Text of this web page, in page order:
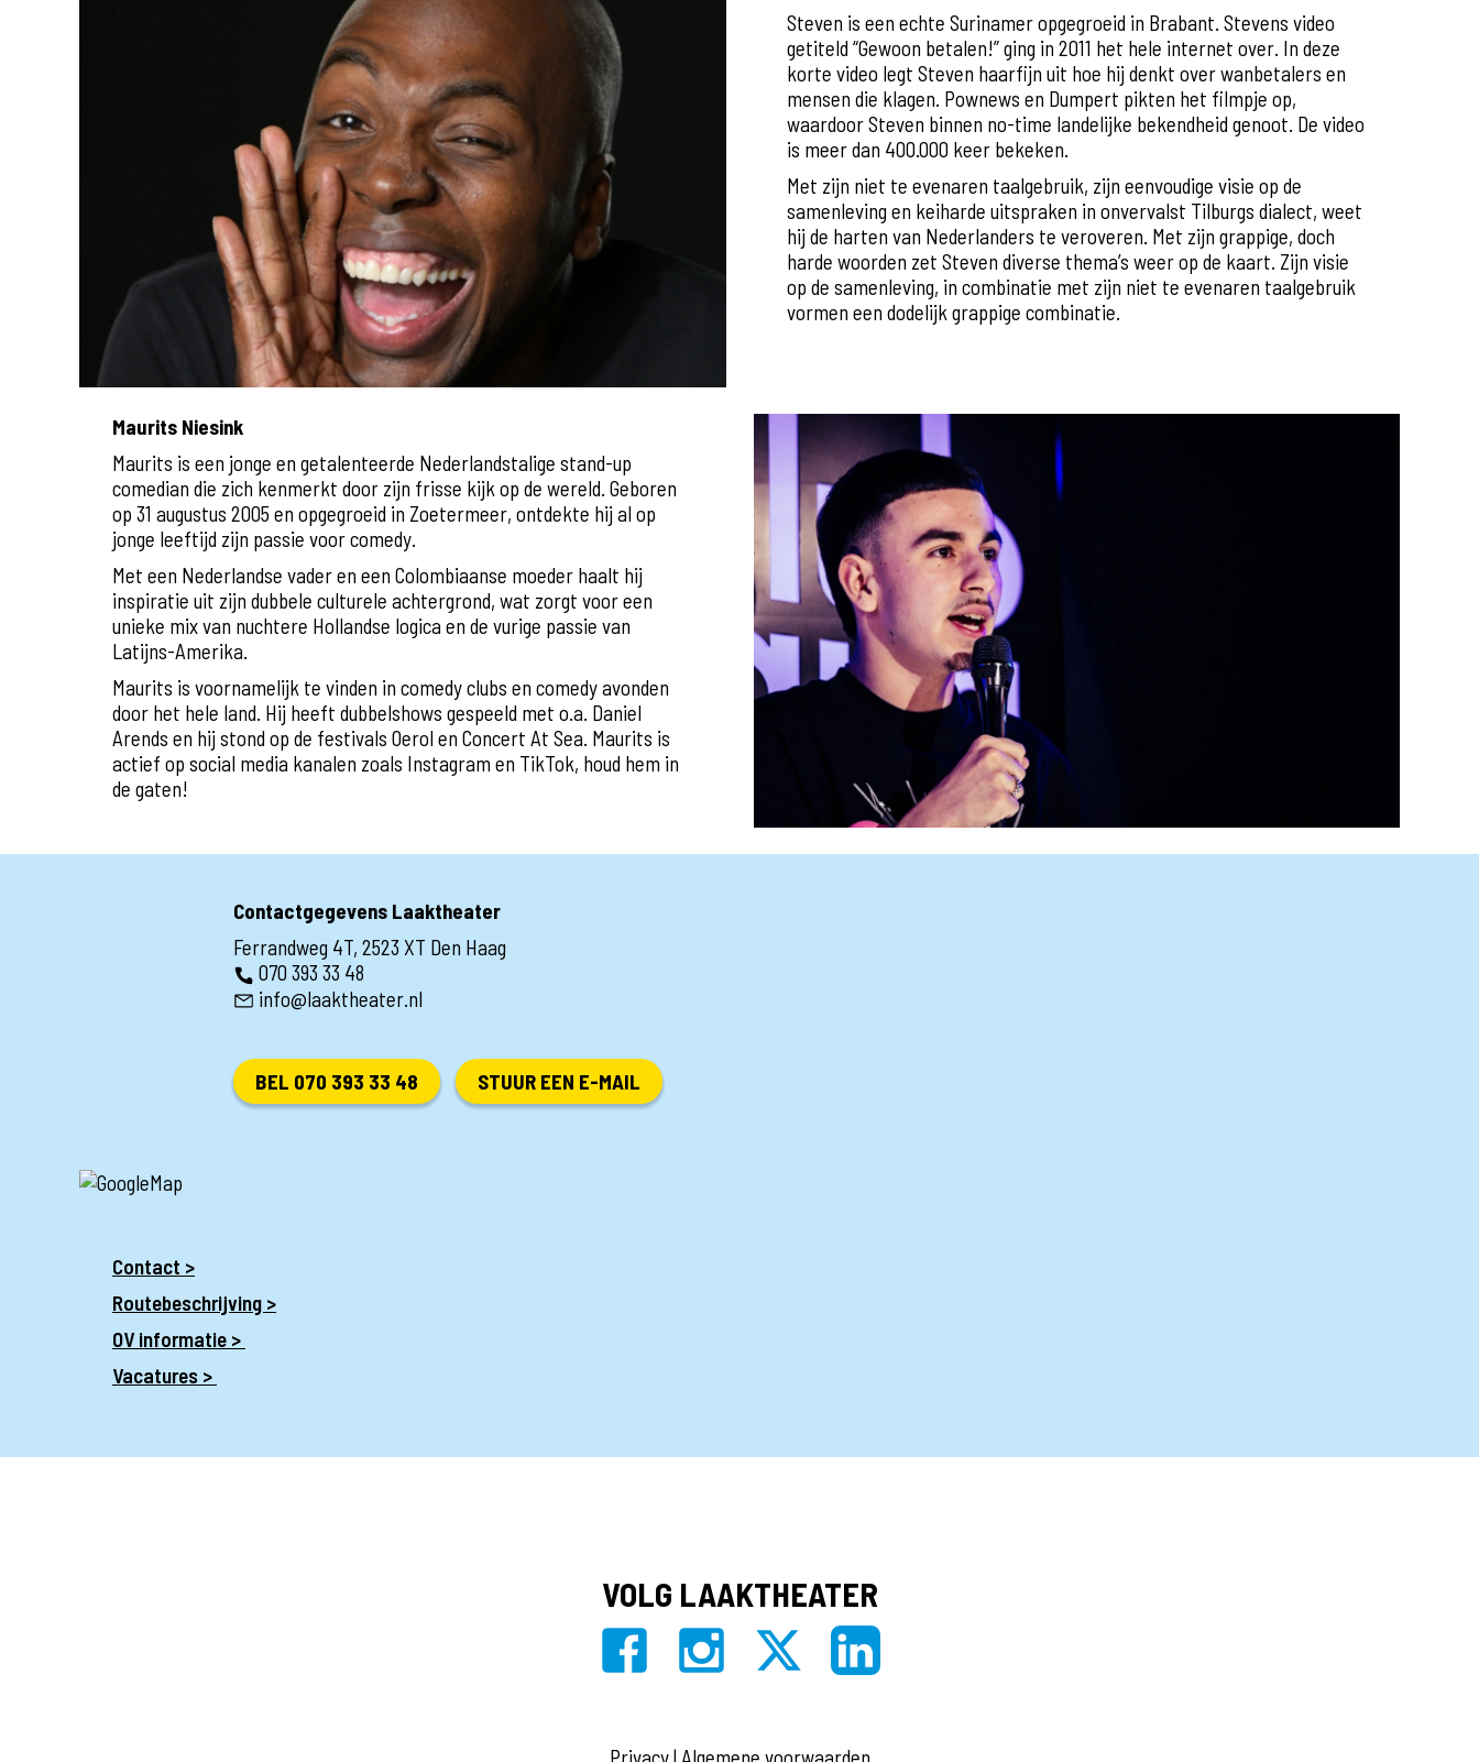
Steven is een echte Surinamer opgegroeid in Brabant. Stevens video
getiteld “Gewoon betalen!” ging in 2011 het hele internet over. In deze
korte video legt Steven haarfijn uit hoe hij denkt over wanbetalers en
mensen die klagen. Pownews en Dumpert pikten het filmpje op,
waardoor Steven binnen no-time landelijke bekendheid genoot. De video
is meer dan 400.000 keer bekeken.
Met zijn niet te evenaren taalgebruik, zijn eenvoudige visie op de
samenleving en keiharde uitspraken in onvervalst Tilburgs dialect, weet
hij de harten van Nederlanders te veroveren. Met zijn grappige, doch
harde woorden zet Steven diverse thema’s weer op de kaart. Zijn visie
op de samenleving, in combinatie met zijn niet te evenaren taalgebruik
vormen een dodelijk grappige combinatie.
Maurits Niesink
Maurits is een jonge en getalenteerde Nederlandstalige stand-up
comedian die zich kenmerkt door zijn frisse kijk op de wereld. Geboren
op 31 augustus 2005 en opgegroeid in Zoetermeer, ontdekte hij al op
jonge leeftijd zijn passie voor comedy.
Met een Nederlandse vader en een Colombiaanse moeder haalt hij
inspiratie uit zijn dubbele culturele achtergrond, wat zorgt voor een
unieke mix van nuchtere Hollandse logica en de vurige passie van
Latijns-Amerika.
Maurits is voornamelijk te vinden in comedy clubs en comedy avonden
door het hele land. Hij heeft dubbelshows gespeeld met o.a. Daniel
Arends en hij stond op de festivals Oerol en Concert At Sea. Maurits is
actief op social media kanalen zoals Instagram en TikTok, houd hem in
de gaten!
Contactgegevens Laaktheater
Ferrandweg 4T, 2523 XT Den Haag
070 393 33 48
info@laaktheater.nl
BEL 070 393 33 48 STUUR EEN E-MAIL
Contact >
Routebeschrijving >
OV informatie >
Vacatures >
VOLG LAAKTHEATER